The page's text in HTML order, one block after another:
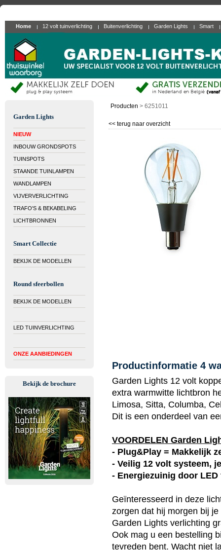
Home 12 volt tuinverlichting Buitenverlichting Garden Lights Smart
Garden Lights
NIEUW
INBOUW GRONDSPOTS
TUINSPOTS
STAANDE TUINLAMPEN
WANDLAMPEN
VIJVERVERLICHTING
TRAFO'S & BEKABELING
LICHTBRONNEN
Smart Collectie
BEKIJK DE MODELLEN
Round sfeerbollen
BEKIJK DE MODELLEN
LED TUINVERLICHTING
ONZE AANBIEDINGEN
Bekijk de brochure
Producten > 6251011
<< terug naar overzicht
Productinformatie 4
Garden Lights 12 volt
extra warmwitte lichtbron
Limosa, Sitta, Columba,
Dit is een onderdeel van
VOORDELEN Garden
- Plug&Play = Makkelijk
- Veilig 12 volt systeem,
- Energiezuinig door
Geïnteresseerd in deze
zorgen dat hij morgen bij
Garden Lights verlichting
Ook mag u een bestelling
tevreden bent. Wacht niet